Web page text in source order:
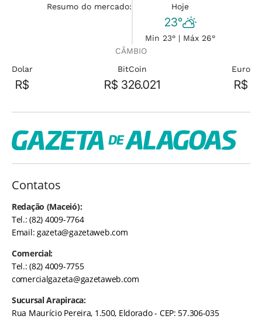
Resumo do mercado:
Hoje
23°
Min 23° | Máx 26°
CÂMBIO
Dolar
R$
BitCoin
R$ 326.021
Euro
R$
Contatos
Redação (Maceió):
Tel.: (82) 4009-7764
Email:gazeta@gazetaweb.com
Comercial:
Tel.: (82) 4009-7755
comercialgazeta@gazetaweb.com
Sucursal Arapiraca:
Rua Maurício Pereira, 1.500, Eldorado - CEP: 57.306-035